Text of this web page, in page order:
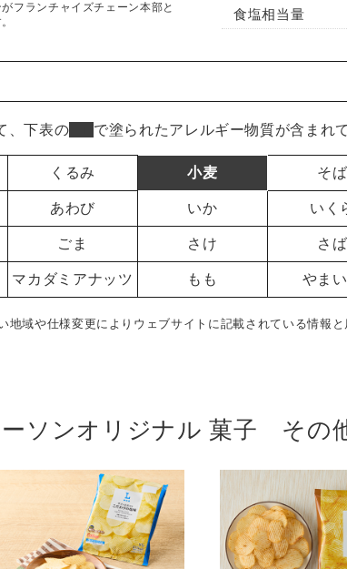
フランチャイズチェーン本部と
食塩相当量
、下表の で塗られたアレルギー物質が含まれ
くるみ 小麦 そば
あわび いか いく
ごま さけ さば
マカダミアナッツ もも やま
域や仕様変更によりウェブサイトに記載されている情報と
ーソンオリジナル 菓子 その